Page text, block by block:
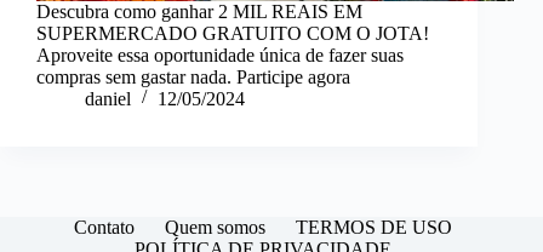
Descubra como ganhar 2 MIL REAIS EM
SUPERMERCADO GRATUITO COM O JOTA!
Aproveite essa oportunidade única de fazer suas
compras sem gastar nada. Participe agora
daniel
12/05/2024
Contato Quem somos
TERMOS DE USO